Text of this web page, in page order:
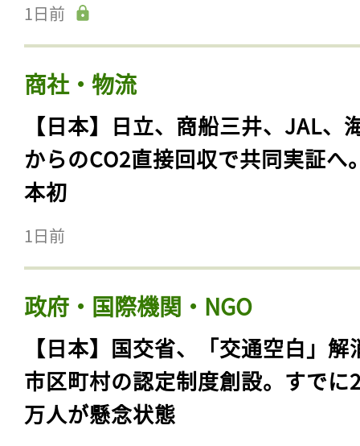
1日前
商社・物流
【日本】日立、商船三井、JAL、
からのCO2直接回収で共同実証へ
本初
1日前
政府・国際機関・NGO
【日本】国交省、「交通空白」解
市区町村の認定制度創設。すでに
万人が懸念状態